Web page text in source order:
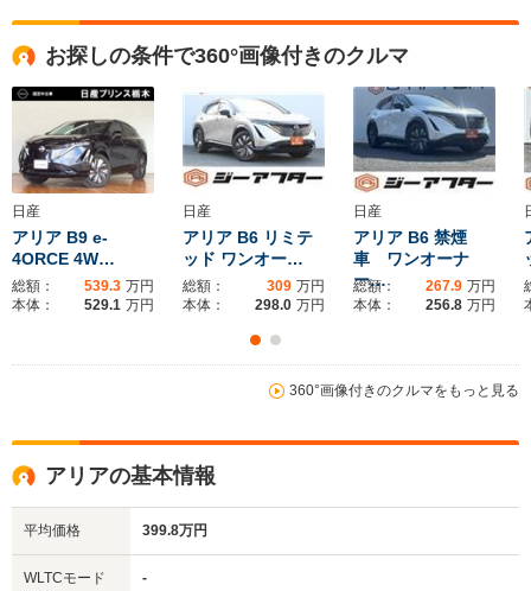
お探しの条件で360°画像付きのクルマ
日産
アリア B9 e-
4ORCE 4W…
総額： 539.3 万円
本体：
529.1 万円
日産
アリア B6 リミテ
ッド ワンオー…
総額： 309 万円
本体：
298.0 万円
日産
アリア B6 禁煙
車 ワンオーナ
ー…
総額： 267.9 万円
本体：
256.8 万円
360°画像付きのクルマをもっと見る
アリアの基本情報
平均価格 399.8万円
WLTCモード
-